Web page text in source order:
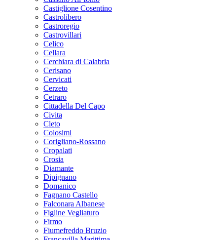
Castiglione Cosentino
Castrolibero
Castroregio
Castrovillari
Celico
Cellara
Cerchiara di Calabria
Cerisano
Cervicati
Cerzeto
Cetraro
Cittadella Del Capo
Civita
Cleto
Colosimi
Corigliano-Rossano
Cropalati
Crosia
Diamante
Dipignano
Domanico
Fagnano Castello
Falconara Albanese
Figline Vegliaturo
Firmo
Fiumefreddo Bruzio